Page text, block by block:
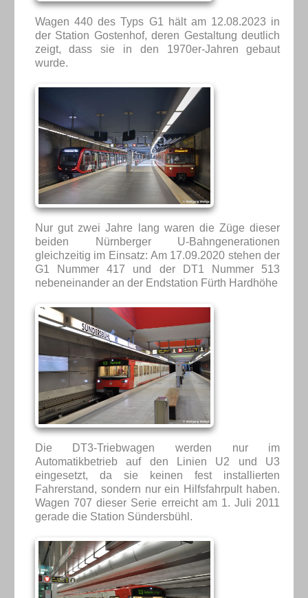
Wagen 440 des Typs G1 hält am 12.08.2023 in
der Station Gostenhof, deren Gestaltung deutlich
zeigt, dass sie in den 1970er-Jahren gebaut
wurde.
Nur gut zwei Jahre lang waren die Züge dieser
beiden Nürnberger U-Bahngenerationen
gleichzeitig im Einsatz: Am 17.09.2020 stehen der
G1 Nummer 417 und der DT1 Nummer 513
nebeneinander an der Endstation Fürth Hardhöhe
Die DT3-Triebwagen werden nur im
Automatikbetrieb auf den Linien U2 und U3
eingesetzt, da sie keinen fest installierten
Fahrerstand, sondern nur ein Hilfsfahrpult haben.
Wagen 707 dieser Serie erreicht am 1. Juli 2011
gerade die Station Sündersbühl.